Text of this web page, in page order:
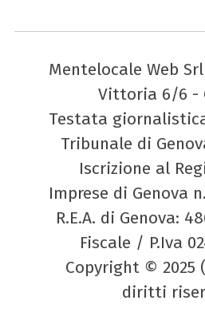
Mentelocale Web
Vittoria 6/6 -
Testata
Tribunale di
Iscrizione al
Imprese di Genova
R.E.A. di Genova:
Fiscale / P.Iva
Copyright © 2025
diritti